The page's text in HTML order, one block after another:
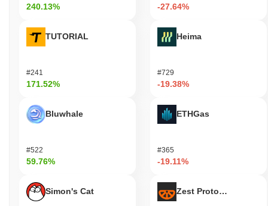
240.13%
TUTORIAL
#241
171.52%
Bluwhale
#522
59.76%
Simon's Cat
-27.64%
Heima
#729
-19.38%
ETHGas
#365
-19.11%
Zest Protocol